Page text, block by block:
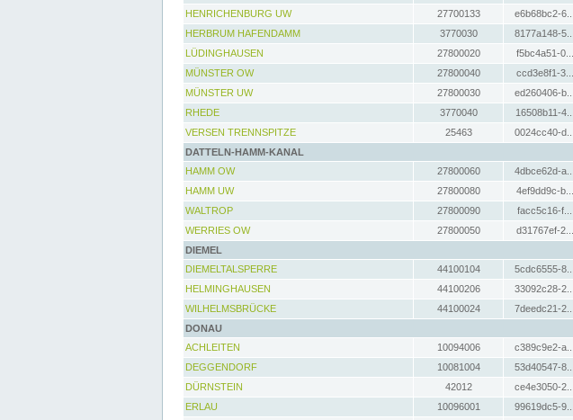
HENRICHENBURG UW
27700133 e6b68bc2-6...
HERBRUM HAFENDAMM
3770030 8177a148-5...
LÜDINGHAUSEN
27800020 f5bc4a51-0...
MÜNSTER OW
27800040 ccd3e8f1-3...
MÜNSTER UW
27800030 ed260406-b...
RHEDE
3770040 16508b11-4...
VERSEN TRENNSPITZE
25463 0024cc40-d...
DATTELN-HAMM-KANAL
HAMM OW
27800060 4dbce62d-a...
HAMM UW
27800080 4ef9dd9c-b...
WALTROP
27800090 facc5c16-f...
WERRIES OW
27800050 d31767ef-2...
DIEMEL
DIEMELTALSPERRE
44100104 5cdc6555-8...
HELMINGHAUSEN
44100206 33092c28-2...
WILHELMSBRÜCKE
44100024 7deedc21-2...
DONAU
ACHLEITEN
10094006 c389c9e2-a...
DEGGENDORF
10081004 53d40547-8...
DÜRNSTEIN
42012 ce4e3050-2...
ERLAU
10096001 99619dc5-9...